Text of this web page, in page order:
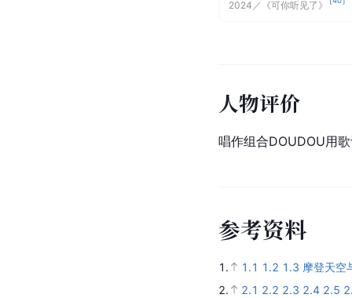
2024 ／ 《可你听见了》
人物评价
唱作组合DOUDOU用
参考资料
1. 1.1 1.2 1.3 摩登天空
2.
2.1 2.2 2.3 2.4 2.5